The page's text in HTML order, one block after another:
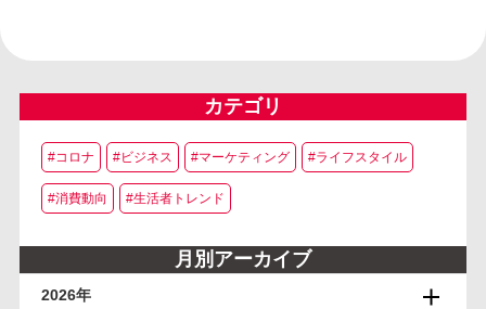
カテゴリ
#コロナ #ビジネス #マーケティング #ライフスタイル
#消費動向 #生活者トレンド
月別アーカイブ
2026年